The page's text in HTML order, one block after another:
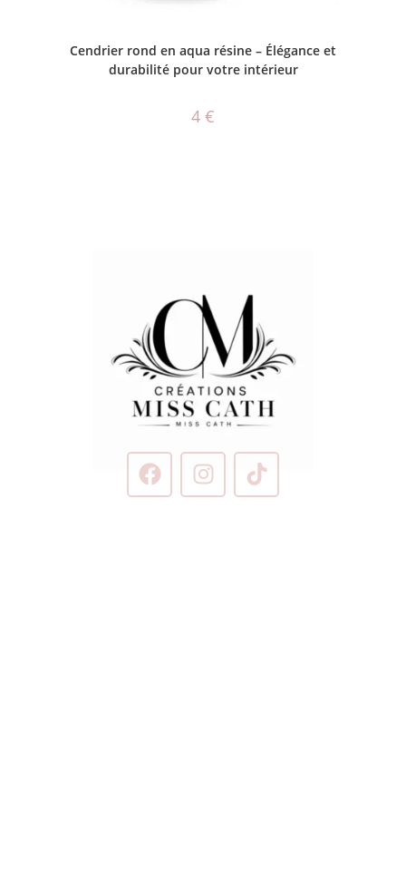
Cendrier rond en aqua résine – Élégance et
durabilité pour votre intérieur
4 €